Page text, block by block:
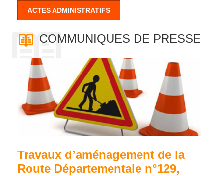
ACTES ADMINISTRATIFS
COMMUNIQUES DE PRESSE
Travaux d’aménagement de la
Route Départementale n°129,